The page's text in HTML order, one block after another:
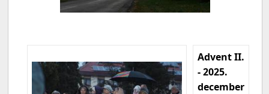
Advent II.
- 2025.
december